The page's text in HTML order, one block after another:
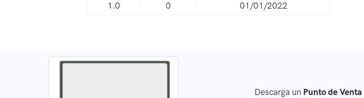
1.0
0 01/01/2022
Descarga un Punto de Venta